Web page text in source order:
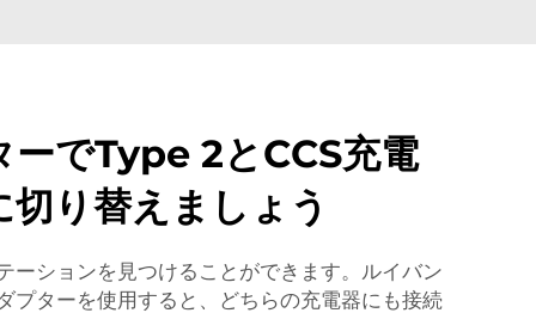
ーでType 2とCCS充電
り替えましょう
ーションを見つけることができます。ルイバン
プターを使用すると、どちらの充電器にも接続